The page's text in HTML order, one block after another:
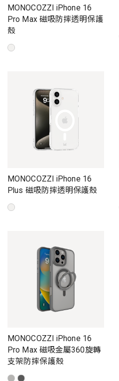
MONOCOZZI iPhone 16
Pro Max 磁吸防摔透明保護
殼
MONOCOZZI iPhone 16
Plus 磁吸防摔透明保護殼
MONOCOZZI iPhone 16
Pro Max 磁吸金屬360旋轉
支架防摔保護殼